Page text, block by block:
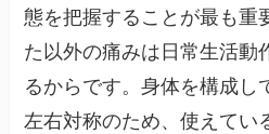
態を把握することが最も重
た以外の痛みは日常生活動
るからです。身体を構成し
左右対称のため、使えてい